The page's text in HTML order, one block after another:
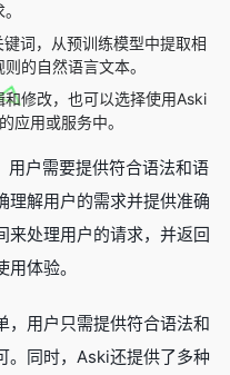
词，从预训练模型中提取相
的自然语言文本。
修改，也可以选择使用Aski
应用或服务中。
户需要提供符合语法和语
理解用户的需求并提供准确
来处理用户的请求，并返回
体验。
，用户只需提供符合语法和
。同时，Aski还提供了多种